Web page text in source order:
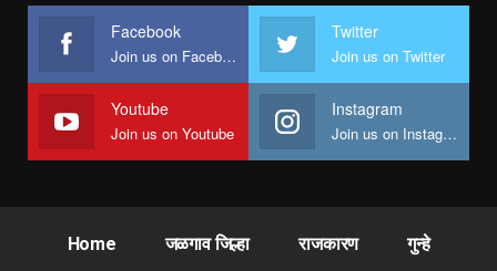
Facebook
Join us on Facebook
Twitter
Join us on Twitter
Youtube
Join us on Youtube
Instagram
Join us on Instagram
Home जळगाव जिल्हा राजकारण गुन्हे